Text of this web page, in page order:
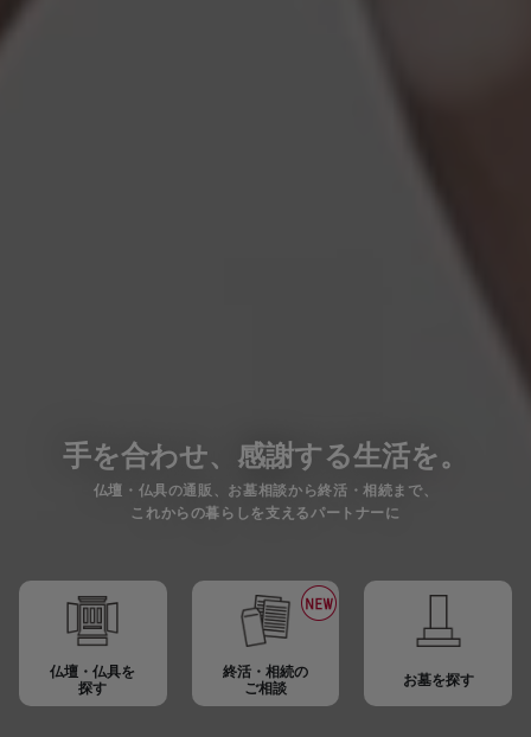
手を合わせ、感謝する生活を。
仏壇・仏具の通販、お墓相談から終活・相続まで、
これからの暮らしを支えるパートナーに
仏壇・仏具を
探す
終活・相続の
ご相談 お墓を探す